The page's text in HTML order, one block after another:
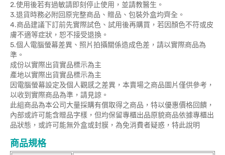
2.使用後若有過敏請即刻停止使用，並請教醫生。
3.退貨時務必附回原完整商品、贈品、包裝外盒均齊全。
4.商品建議下訂前先實際試色、試用後再購買，若因顏色不符或皮
膚不適等症狀，恕不接受退換。
5.個人電腦螢幕差異、照片拍攝關係造成色差，請以實際商品為
準。
成份以實際出貨實品標示為主
產地以實際出貨實品標示為主
因電腦螢幕設定及個人觀感之差異，本賣場之商品圖片僅供參考，
以收到實際商品為準，請見諒。
此組商品為本公司大量採購有償取得之商品，特以優惠價格回饋，
內部或許可能含贈品字樣，但均保留專櫃出品原貌商品依據專櫃出
品狀態，或許可能無外盒或封膜，為免消費者疑惑，特此說明
商品規格